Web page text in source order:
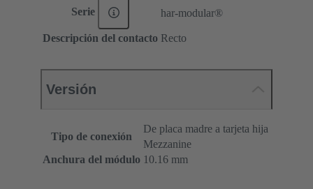
Serie har-modular®
Descripción del contacto Recto
Versión
Tipo de conexión
De placa madre a tarjeta hija
Mezzanine
Anchura del módulo 10.16 mm